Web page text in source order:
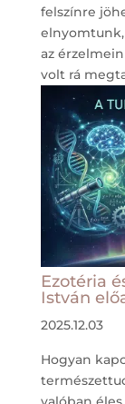
felszínre
az
volt rá
Ezotéria
István
2025.12.03
Hogyan